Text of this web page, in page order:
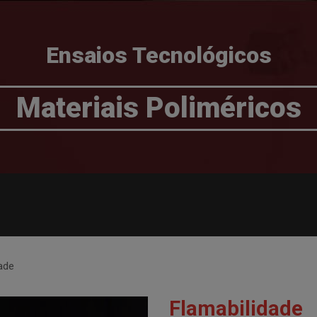
Ensaios Tecnológicos
Materiais Poliméricos
Flamabilidade